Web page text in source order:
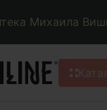
Михаила